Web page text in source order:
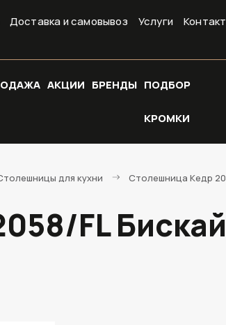
Доставка и самовывоз Услуги
АКЦИИ БРЕНДЫ ПОДБОР
КРОМКИ
для кухни Столешница Кедр
FL